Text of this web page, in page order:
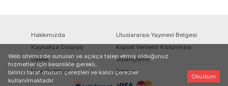
Hakkımızda
Uluslararası Yayınevi Belgesi
Kaynakça Dosyası
Kişisel Verilerin Korunması
Üyelik
Siparişlerim
İade Politikası
İletişim
Web sitemizde sunulan ve açıkça talep etmiş olduğunuz
hizmetler için kesinlikle gerekli,
birinci taraf oturum çerezleri ve kalıcı çerezler
kullanılmaktadır.
Okudum